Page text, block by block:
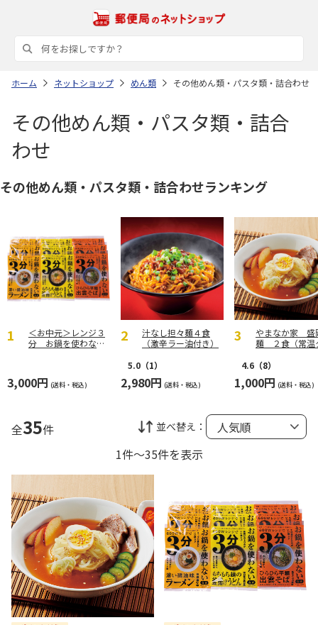
ホーム ネットショップ めん類 その他めん類・パスタ類・詰合わせ
その他めん類・パスタ類・詰合
わせ
その他めん類・パスタ類・詰合わせランキング
＜お中元＞レンジ３
分 お鍋を使わない
3,000円 (送料・税込)
汁なし担々麺４食
（激辛ラー油付き）
5.0 （1）
2,980円 (送料・税込)
やまなか家 盛
麺 ２食（常温
4.6 （8）
1,000円 (送料・税込)
全35件 並べ替え：
1件～35件を表示